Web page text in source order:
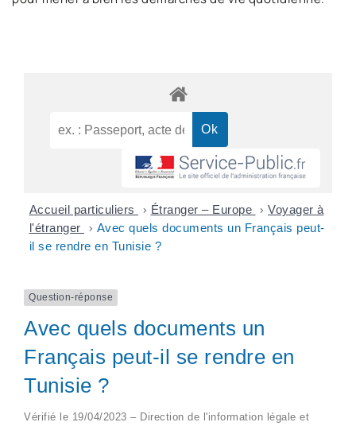
Accueil particuliers > Étranger – Europe > Voyager à
l'étranger
> Avec quels documents un Français peut-
il se rendre en Tunisie ?
Question-réponse
Avec quels documents un
Français peut-il se rendre en
Tunisie ?
Vérifié le 19/04/2023 – Direction de l'information légale et